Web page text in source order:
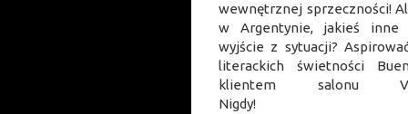
wewnętrznej sprzeczności!
w Argentynie, jakieś inne
wyjście z sytuacji?
literackich świetności
klientem salonu